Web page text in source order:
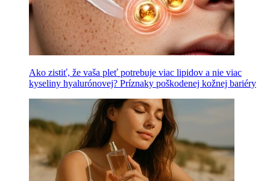
Ako zistiť, že vaša pleť potrebuje viac lipidov a nie viac
kyseliny hyalurónovej? Príznaky poškodenej kožnej bariéry